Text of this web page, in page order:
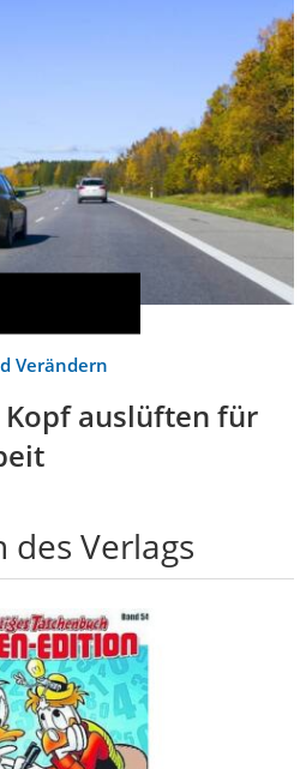
Verändern
auslüften für
des Verlags